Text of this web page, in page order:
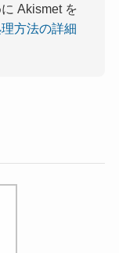
Akismet を
方法の詳細